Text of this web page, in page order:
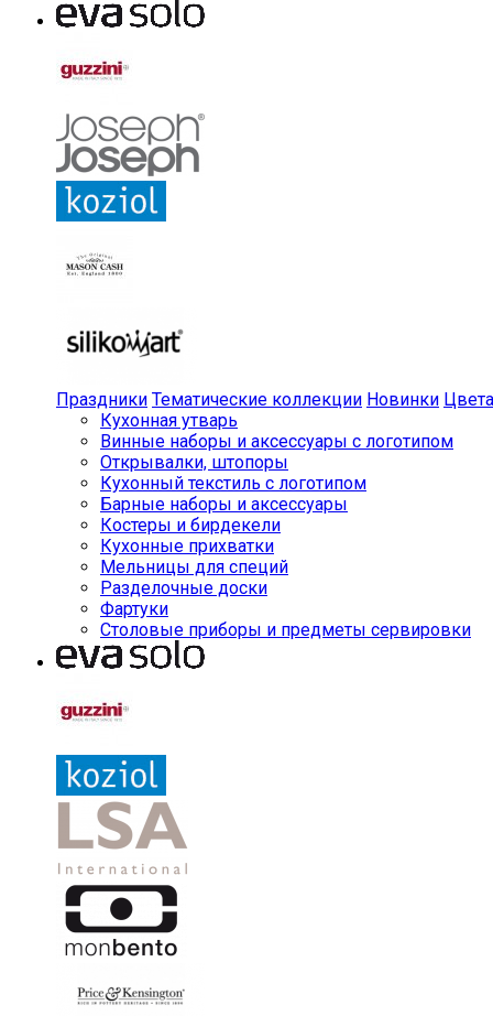
Праздники Тематические коллекции Новинки Цвета
Кухонная утварь
Винные наборы и аксессуары с логотипом
Открывалки, штопоры
Кухонный текстиль с логотипом
Барные наборы и аксессуары
Костеры и бирдекели
Кухонные прихватки
Мельницы для специй
Разделочные доски
Фартуки
Столовые приборы и предметы сервировки